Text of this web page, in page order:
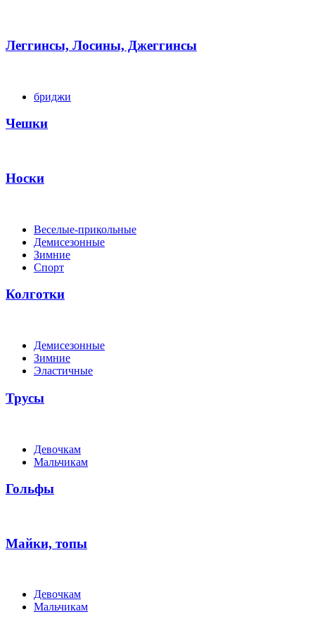
Леггинсы, Лосины, Джеггинсы
бриджи
Чешки
Носки
Веселые-прикольные
Демисезонные
Зимние
Спорт
Колготки
Демисезонные
Зимние
Эластичные
Трусы
Девочкам
Мальчикам
Гольфы
Майки, топы
Девочкам
Мальчикам